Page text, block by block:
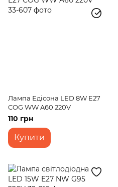
Лампа Едісона LED 8W E27
COG WW A60 220V
110 грн
Купити